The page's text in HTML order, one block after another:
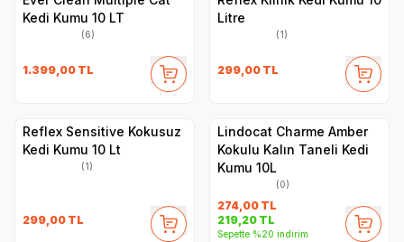
Kedi Kumu 10 LT
(6)
1.399,00 TL
Litre
(1)
299,00 TL
Reflex Sensitive Kokusuz
Kedi Kumu 10 Lt
(1)
299,00 TL
Lindocat Charme Amber
Kokulu Kalın Taneli Kedi
Kumu 10L
(0)
274,00 TL
219,20 TL
Sepette %20 indirim